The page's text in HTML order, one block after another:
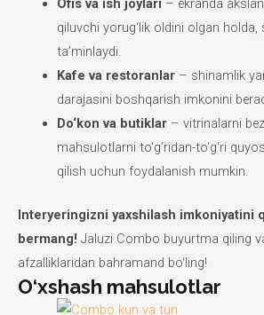
Ofis va ish joylari – ekranda
qiluvchi yorug‘lik oldini olgan
ta’minlaydi.
Kafe va restoranlar– shinamlik
darajasini boshqarish imkonini
Do‘kon va butiklar– vitrinalarni
mahsulotlarni to‘g‘ridan-to‘g‘ri
qilish uchun foydalanish mumkin.
Interyeringizni yaxshilash imkoniyatini
bermang! Jaluzi Combo buyurtma qiling
afzalliklaridan bahramand bo‘ling!
O‘xshash mahsulotlar